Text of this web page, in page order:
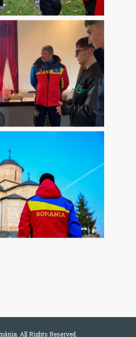
All Rights Reserved.